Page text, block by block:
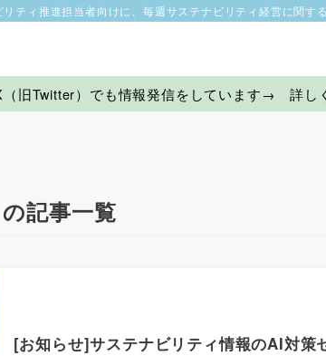
ティ推進担当者向けに、毎週サステナビリティ経営に関す
（旧Twitter）でも情報発信をしています→ 詳し
記事一覧
[お知らせ]サステナビリティ情報のAI対策